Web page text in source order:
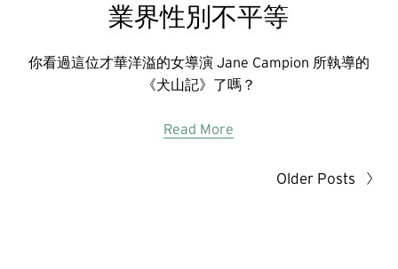
業界性別不平等
你看過這位才華洋溢的女導演 Jane Campion 所執導的
《犬山記》了嗎？
Read More
Older Posts